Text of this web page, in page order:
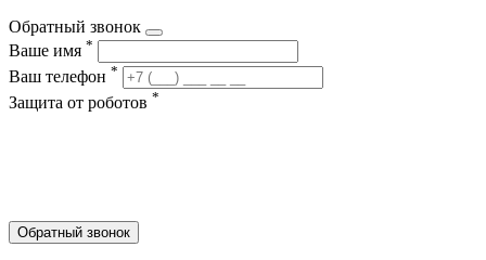
Обратный звонок
Ваше имя *
Ваш телефон *
Защита от роботов *
Обратный звонок